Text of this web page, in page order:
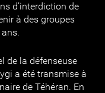
d’interdiction de
à des groupes
de la défenseuse
a été transmise à
de Téhéran. En